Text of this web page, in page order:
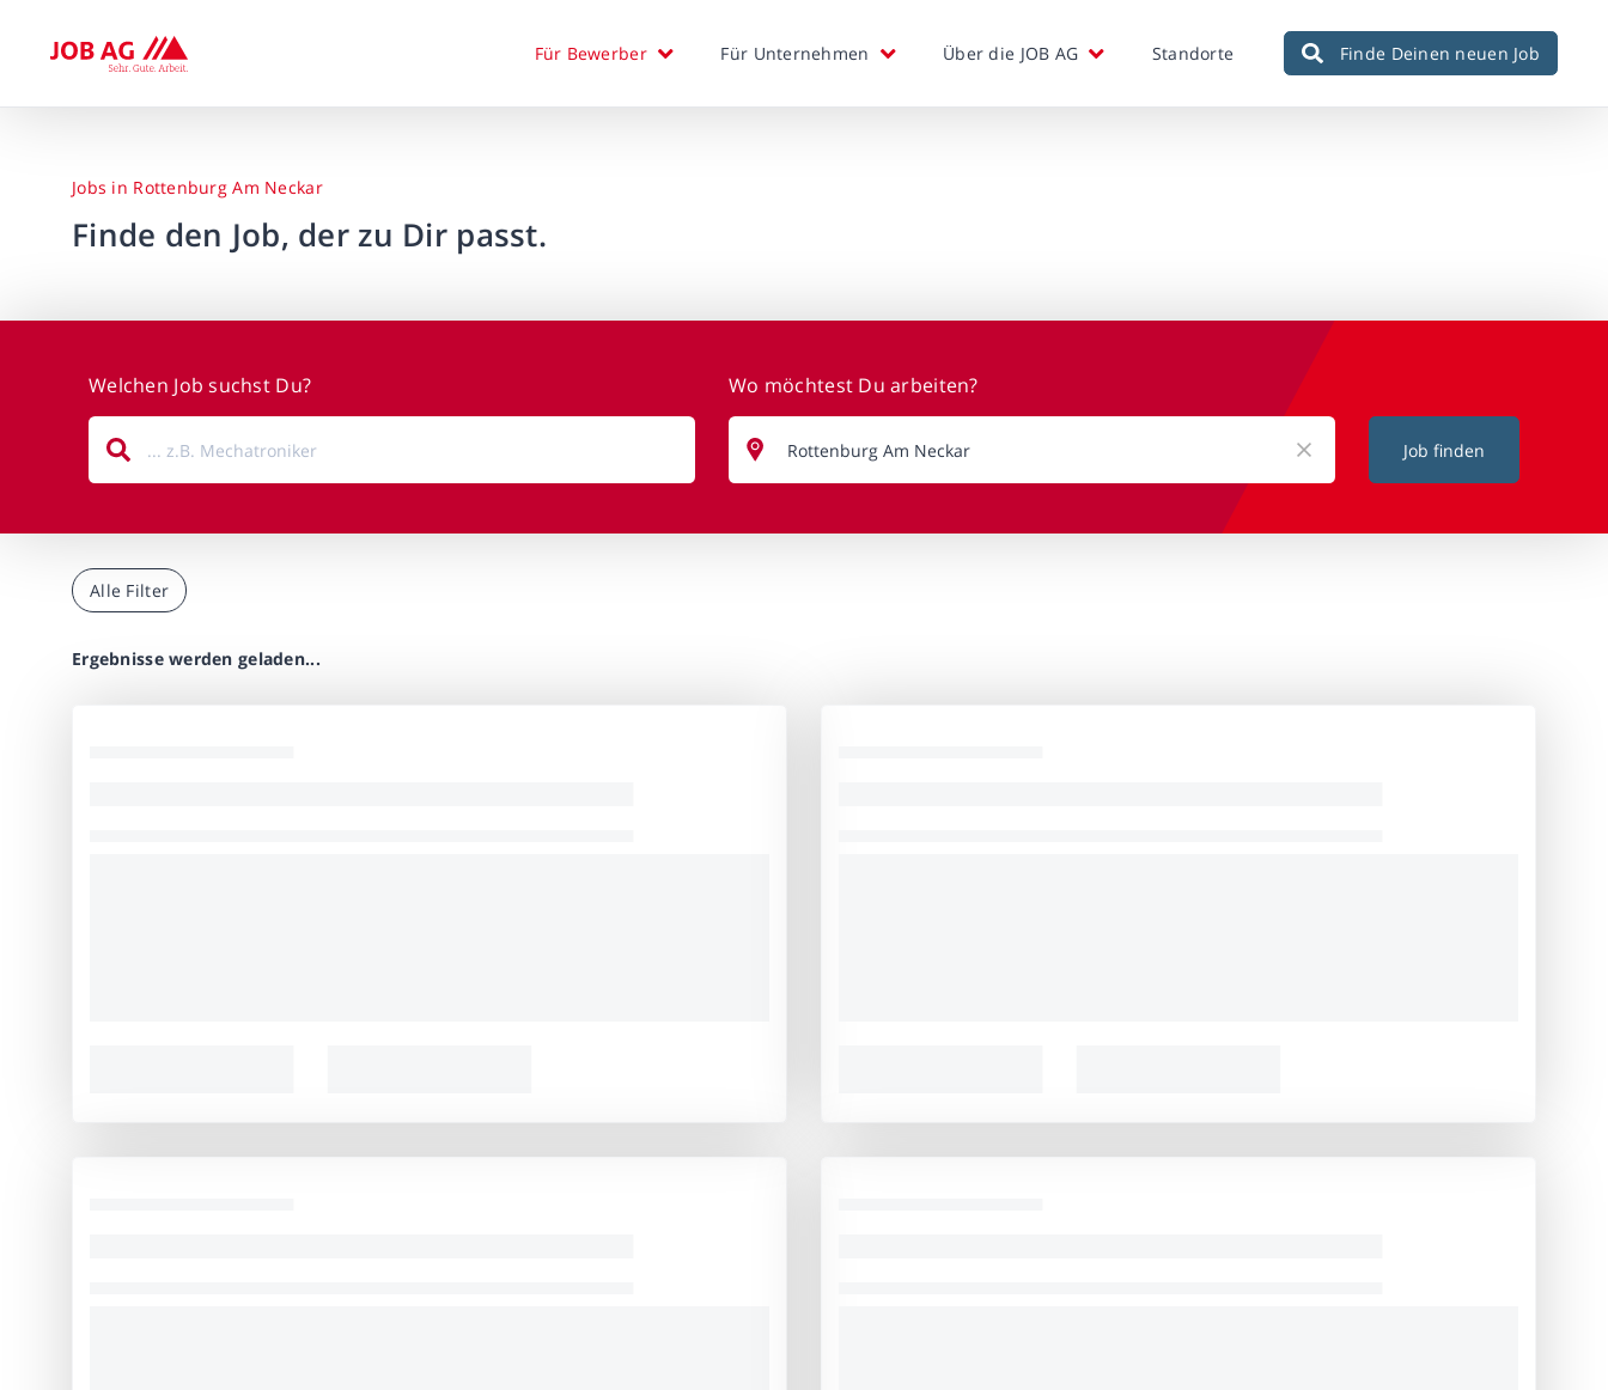
Für Bewerber Für Unternehmen Über die JOB AG Standorte Finde Deinen neuen Job
Jobs in Rottenburg Am Neckar
Finde den Job, der zu Dir passt.
Welchen Job suchst Du? Wo möchtest Du arbeiten?
Job finden
Alle Filter
Ergebnisse werden geladen...